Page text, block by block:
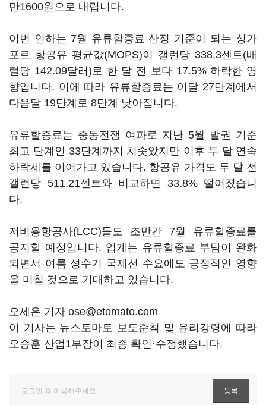
만1600원으로 내립니다.
이번 인하는 7월 유류할증료 산정 기준이 되는 싱가
포르 항공유 평균값(MOPS)이 갤런당 338.3센트(배
럴당 142.09달러)로 한 달 전 보다 17.5% 하락한 영
향입니다. 이에 따라 유류할증료는 이달 27단계에서
다음달 19단계로 8단계 낮아집니다.
유류할증료는 중동전쟁 여파로 지난 5월 발권 기준
최고 단계인 33단계까지 치솟았지만 이후 두 달 연속
하락세를 이어가고 있습니다. 항공유 가격도 두 달 전
갤런당 511.21센트와 비교하면 33.8% 떨어졌습니
다.
저비용항공사(LCC)들도 조만간 7월 유류할증료를
공지할 예정입니다. 업계는 유류할증료 부담이 완화
되면서 여름 성수기 국제선 수요에도 긍정적인 영향
을 미칠 것으로 기대하고 있습니다.
오세은 기자 ose@etomato.com
이 기사는 뉴스토마토 보도준칙 및 윤리강령에 따라
오승훈 산업1부장이 최종 확인·수정했습니다.